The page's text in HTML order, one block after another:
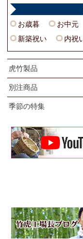
お歳暮 お中元
新築祝い
内祝
虎竹製品
別注商品
季節の特集